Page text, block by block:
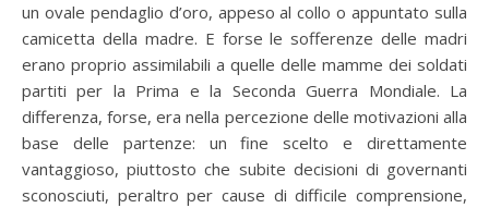
un ovale pendaglio d’oro, appeso al collo o appuntato sulla
camicetta della madre. E forse le sofferenze delle madri
erano proprio assimilabili a quelle delle mamme dei soldati
partiti per la Prima e la Seconda Guerra Mondiale. La
differenza, forse, era nella percezione delle motivazioni alla
base delle partenze: un fine scelto e direttamente
vantaggioso, piuttosto che subite decisioni di governanti
sconosciuti, peraltro per cause di difficile comprensione,